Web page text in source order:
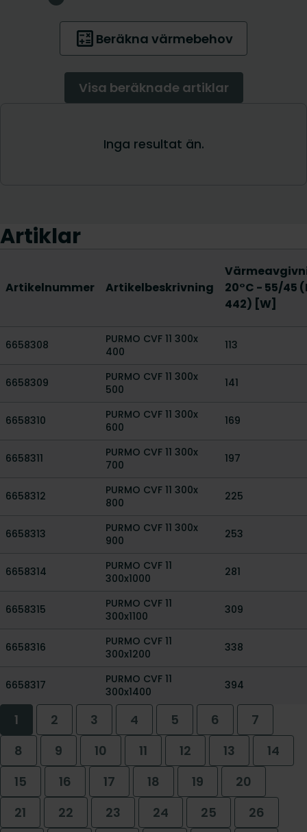
Artiklar
Artikelnummer Artikelbeskrivning
20°C - 55/45
442) [W]
6658308
PURMO CVF 11 300x
400
113
6658309
PURMO CVF 11 300x
500
141
6658310
PURMO CVF 11 300x
600
169
6658311
PURMO CVF 11 300x
700
197
6658312
PURMO CVF 11 300x
800
225
6658313
PURMO CVF 11 300x
900
253
6658314
PURMO CVF 11
300x1000
281
6658315
PURMO CVF 11
300x1100
309
6658316
PURMO CVF 11
300x1200
338
6658317
PURMO CVF 11
300x1400
394
1 2 3 4 5 6
7
8
9 10 11 12 13
14
15
16 17 18 19
20
21
22 23 24 25 26